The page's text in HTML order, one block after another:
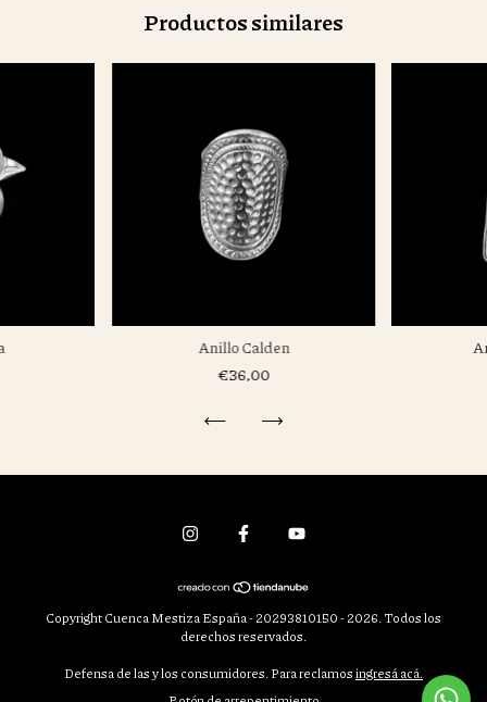
Productos similares
Anillo Calden
€36,00
Copyright Cuenca Mestiza España - 20293810150 - 2026. Todos los
derechos reservados.
Defensa de las y los consumidores. Para reclamosingresá acá.